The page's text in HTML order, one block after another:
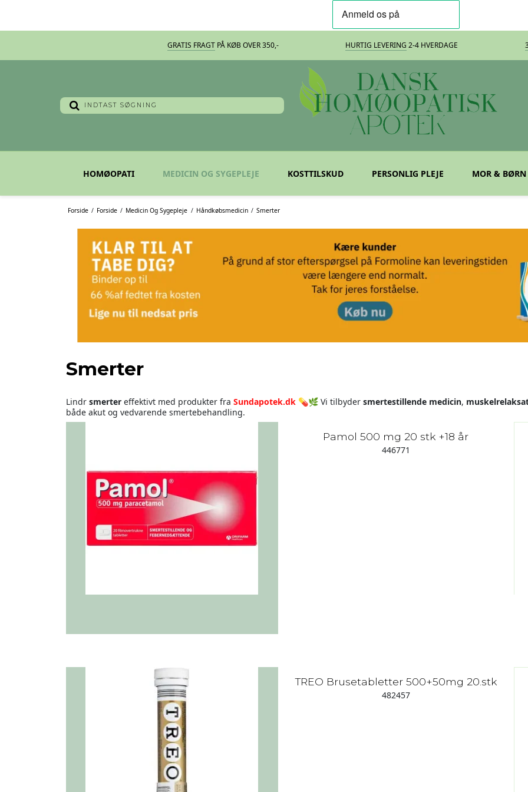
GRATIS FRAGTPÅ KØB OVER 350,- HURTIG LEVERING 2-4 HVERDAGE
HOMØOPATI MEDICIN OG SYGEPLEJE KOSTTILSKUD PERSONLIG PLEJE MOR & BØRN
Forside / Forside / Medicin Og Sygepleje / Håndkøbsmedicin / Smerter
Smerter
Lindr smerter effektivt med produkter fra Sundapotek.dk 💊🌿 Vi tilbyder smertestillende medicin,
både akut og vedvarende smertebehandling.
Pamol 500 mg 20 stk +18 år
446771
TREO Brusetabletter 500+50mg 20.stk
482457